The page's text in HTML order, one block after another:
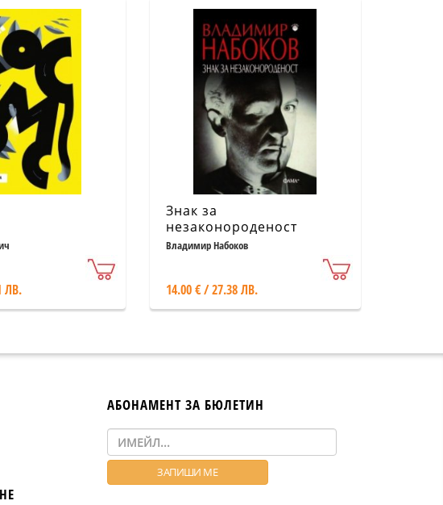
ЛВ.
Знак за
незаконороденост
Владимир Набоков
14.00 € / 27.38 ЛВ.
АБОНАМЕНТ ЗА БЮЛЕТИН